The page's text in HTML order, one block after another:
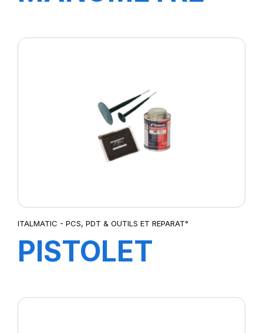
ITALMATIC - PCS, PDT & OUTILS ET REPARAT°
PISTOLET